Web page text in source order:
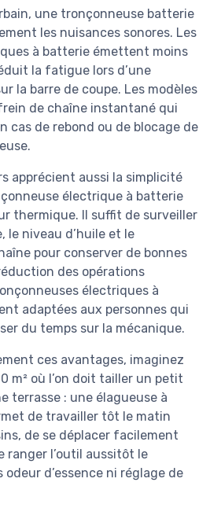
une tronçonneuse batterie
les nuisances sonores. Les
à batterie émettent moins
la fatigue lors d’une
la barre de coupe. Les modèles
de chaîne instantané qui
cas de rebond ou de blocage de
apprécient aussi la simplicité
électrique à batterie
thermique. Il suffit de surveiller
le niveau d’huile et le
pour conserver de bonnes
des opérations
électriques à
adaptées aux personnes qui
du temps sur la mécanique.
ces avantages, imaginez
m² où l’on doit tailler un petit
terrasse : une élagueuse à
de travailler tôt le matin
de se déplacer facilement
ranger l’outil aussitôt le
d’essence ni réglage de